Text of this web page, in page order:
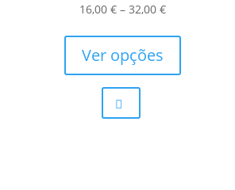
16,00€ – 32,00€Price
through
Ver opções
has